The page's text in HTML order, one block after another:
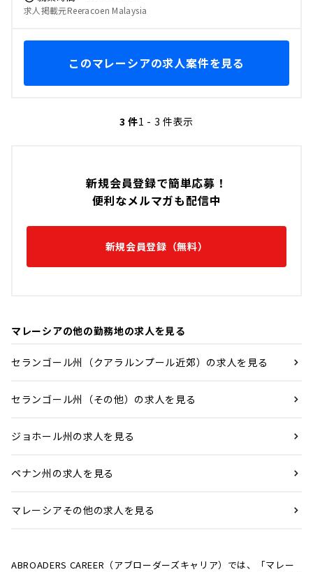
新規会員登録で簡単応募！
便利なメルマガも配信中
新規会員登録（無料）
マレーシアの他の勤務地の求人を見る
セランゴール州（クアラルンプール近郊）の求人を見る
セランゴール州（その他）の求人を見る
ジョホール州の求人を見る
ペナン州の求人を見る
マレーシアその他の求人を見る
ABROADERS CAREER（アブローダーズキャリア）では、「マレー
求人掲載元Reeracoen Malaysia
このマレーシアの求人案件を見る
3 件1 - 3 件表示